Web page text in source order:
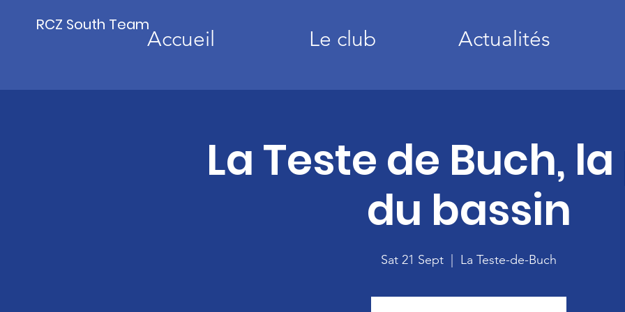
RCZ South Team
Accueil Le club Actualités
La Teste de Buch,
du bassin
Sat 21 Sept La Teste-de-Buch